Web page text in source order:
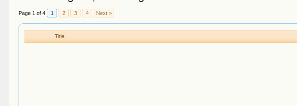
Page 1 of 4 1 2 3 4 Next >
Title